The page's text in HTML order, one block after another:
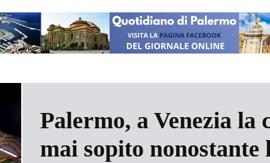
Palermo, a Venezia la
mai sopito